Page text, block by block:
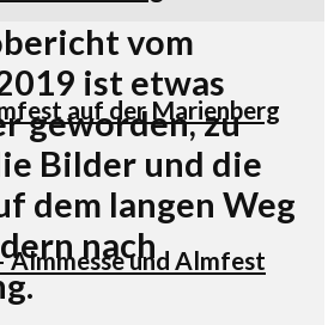
auf der Marienberg
Almmesse und Almfest
vom
ist etwas
geworden, zu
Bilder und die
dem langen Weg
nach